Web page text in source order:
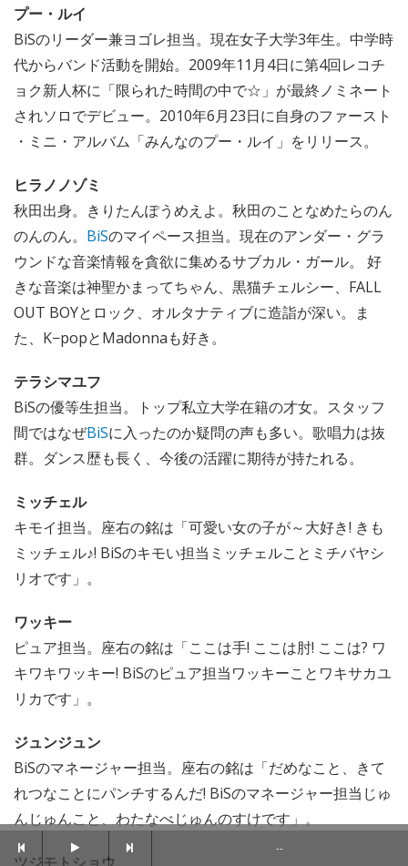
プー・ルイ
BiSのリーダー兼ヨゴレ担当。現在女子大学3年生。中学時
代からバンド活動を開始。2009年11月4日に第4回レコチ
ョク新人杯に「限られた時間の中で☆」が最終ノミネート
されソロでデビュー。2010年6月23日に自身のファースト
・ミニ・アルバム「みんなのプー・ルイ」をリリース。
ヒラノノゾミ
秋田出身。きりたんぽうめえよ。秋田のことなめたらのん
のんのん。 BiSのマイペース担当。現在のアンダー・グラ
ウンドな音楽情報を貪欲に集めるサブカル・ガール。 好
きな音楽は神聖かまってちゃん、黒猫チェルシー、FALL
OUT BOYとロック、オルタナティブに造詣が深い。ま
た、K−popとMadonnaも好き。
テラシマユフ
BiSの優等生担当。トップ私立大学在籍の才女。スタッフ
間ではなぜBiSに入ったのか疑問の声も多い。歌唱力は抜
群。ダンス歴も長く、今後の活躍に期待が持たれる。
ミッチェル
キモイ担当。座右の銘は「可愛い女の子が～大好き! きも
ミッチェル♪! BiSのキモい担当ミッチェルことミチバヤシ
リオです」。
ワッキー
ピュア担当。座右の銘は「ここは手! ここは肘! ここは? ワ
キワキワッキー! BiSのピュア担当ワッキーことワキサカユ
リカです」。
ジュンジュン
BiSのマネージャー担当。座右の銘は「だめなこと、きて
れつなことにパンチするんだ! BiSのマネージャー担当じゅ
んじゅんこと、わたなべじゅんのすけです」。
--